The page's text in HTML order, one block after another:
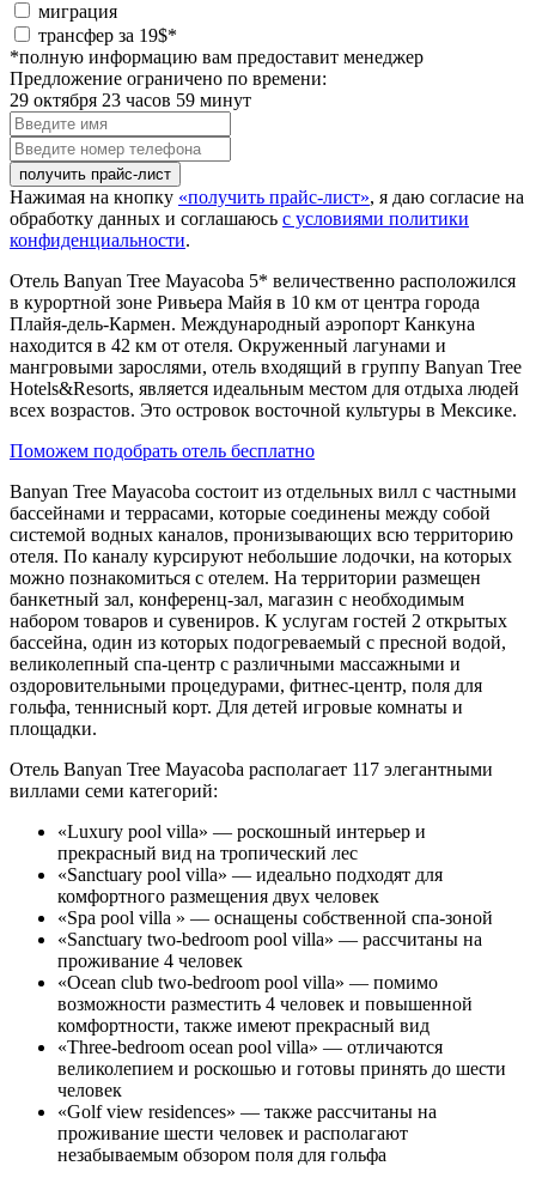
миграция
special_offer2
трансфер за 19$*
*полную информацию вам предоставит менеджер
Предложение ограничено по времени:
29 октября 23 часов 59 минут
Введите
имя
Введите
номер
телефона
Нажимая на кнопку «получить прайс-лист», я даю согласие на
обработку данных и соглашаюсь с условиями политики
конфиденциальности.
Отель Banyan Tree Mayacoba 5* величественно расположился
в курортной зоне Ривьера Майя в 10 км от центра города
Плайя-дель-Кармен. Международный аэропорт Канкуна
находится в 42 км от отеля. Окруженный лагунами и
мангровыми зарослями, отель входящий в группу Banyan Tree
Hotels&Resorts, является идеальным местом для отдыха людей
всех возрастов. Это островок восточной культуры в Мексике.
Поможем подобрать отель бесплатно
Banyan Tree Mayacoba состоит из отдельных вилл с частными
бассейнами и террасами, которые соединены между собой
системой водных каналов, пронизывающих всю территорию
отеля. По каналу курсируют небольшие лодочки, на которых
можно познакомиться с отелем. На территории размещен
банкетный зал, конференц-зал, магазин с необходимым
набором товаров и сувениров. К услугам гостей 2 открытых
бассейна, один из которых подогреваемый с пресной водой,
великолепный спа-центр с различными массажными и
оздоровительными процедурами, фитнес-центр, поля для
гольфа, теннисный корт. Для детей игровые комнаты и
площадки.
Отель Banyan Tree Mayacoba располагает 117 элегантными
виллами семи категорий:
«Luxury pool villa» — роскошный интерьер и
прекрасный вид на тропический лес
«Sanctuary pool villa» — идеально подходят для
комфортного размещения двух человек
«Spa pool villa » — оснащены собственной спа-зоной
«Sanctuary two-bedroom pool villa» — рассчитаны на
проживание 4 человек
«Ocean club two-bedroom pool villa» — помимо
возможности разместить 4 человек и повышенной
комфортности, также имеют прекрасный вид
«Three-bedroom ocean pool villa» — отличаются
великолепием и роскошью и готовы принять до шести
человек
«Golf view residences» — также рассчитаны на
проживание шести человек и располагают
незабываемым обзором поля для гольфа